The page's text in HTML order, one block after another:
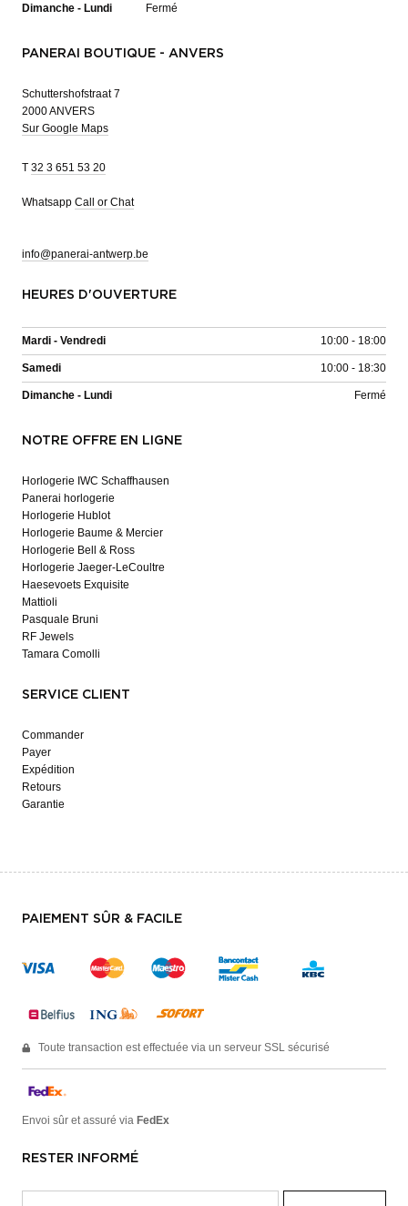
Dimanche - Lundi Fermé
PANERAI BOUTIQUE - ANVERS
Schuttershofstraat 7
2000 ANVERS
Sur Google Maps
T 32 3 651 53 20
Whatsapp Call or Chat
info@panerai-antwerp.be
HEURES D'OUVERTURE
Mardi - Vendredi 10:00 - 18:00
Samedi 10:00 - 18:30
Dimanche - Lundi Fermé
NOTRE OFFRE EN LIGNE
Horlogerie IWC Schaffhausen
Panerai horlogerie
Horlogerie Hublot
Horlogerie Baume & Mercier
Horlogerie Bell & Ross
Horlogerie Jaeger-LeCoultre
Haesevoets Exquisite
Mattioli
Pasquale Bruni
RF Jewels
Tamara Comolli
SERVICE CLIENT
Commander
Payer
Expédition
Retours
Garantie
PAIEMENT SÛR & FACILE
Toute transaction est effectuée via un serveur SSL sécurisé
Envoi sûr et assuré via FedEx
RESTER INFORMÉ